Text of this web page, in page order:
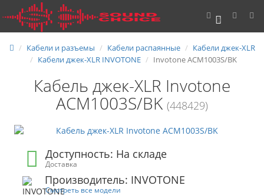
0
Кабели и разъемы Кабели распаянные
Кабели джек-XLR
Кабели джек-XLR INVOTONE
Invotone ACM1003S/BK
Кабель джек-XLR Invotone
ACM1003S/BK (448429)
Доступность: На складе
Доставка
Производитель: INVOTONE
Смотреть все модели